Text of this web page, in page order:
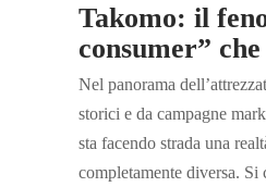
Takomo: il
consumer”
Nel panorama
storici e da campagne
sta facendo strada una
completamente diversa.